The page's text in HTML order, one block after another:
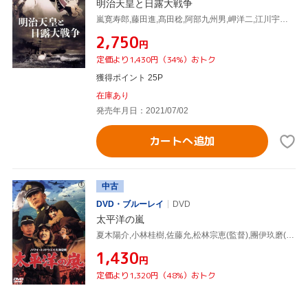
明治天皇と日露大戦争
嵐寛寿郎,藤田進,髙田稔,阿部九州男,岬洋二,江川宇礼雄,渡邊邦男(監督、原作),鈴木静一(音楽)
¥2,750円
定価より1,430円（34%）おトク
獲得ポイント 25P
在庫あり
発売年月日：2021/07/02
カートへ追加
中古
DVD・ブルーレイ
DVD
太平洋の嵐
夏木陽介,小林桂樹,佐藤允,松林宗恵(監督),團伊玖磨(音楽)
¥1,430円
定価より1,320円（48%）おトク